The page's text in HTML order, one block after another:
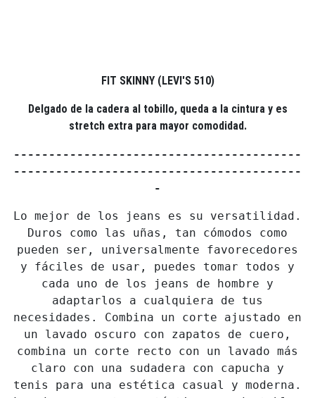
FIT SKINNY (LEVI'S 510)
Delgado de la cadera al tobillo, queda a la cintura y es
stretch extra para mayor comodidad.
-----------------------------------------
-----------------------------------------
-
Lo mejor de los jeans es su versatilidad.
Duros como las uñas, tan cómodos como
pueden ser, universalmente favorecedores
y fáciles de usar, puedes tomar todos y
cada uno de los jeans de hombre y
adaptarlos a cualquiera de tus
necesidades. Combina un corte ajustado en
un lavado oscuro con zapatos de cuero,
combina un corte recto con un lavado más
claro con una sudadera con capucha y
tenis para una estética casual y moderna.